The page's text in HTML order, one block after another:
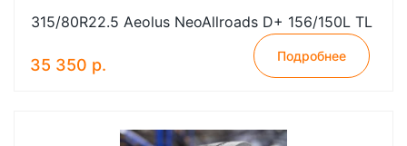
315/80R22.5 Aeolus NeoAllroads D+ 156/150L TL
35 350 р. Подробнее